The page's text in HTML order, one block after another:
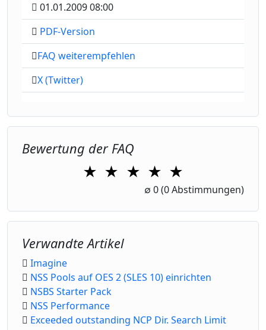
01.01.2009 08:00
PDF-Version
FAQ weiterempfehlen
X (Twitter)
Bewertung der FAQ
★ ★
2 Stars
★
3 Stars
★
4 Stars
★
5 Stars
∅ 0(0 Abstimmungen)
Verwandte Artikel
Imagine
NSS Pools auf OES 2 (SLES 10) einrichten
NSBS Starter Pack
NSS Performance
Exceeded outstanding NCP Dir. Search Limit